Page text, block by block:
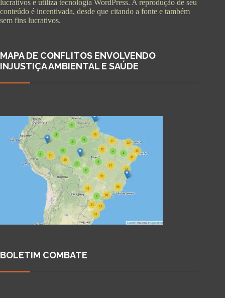
lucrativos e utiliza tecnologia WordPress. A reprodução de seu
conteúdo é incentivada, desde que citando a fonte e também
sem fins lucrativos.
MAPA DE CONFLITOS ENVOLVENDO
INJUSTIÇA AMBIENTAL E SAÚDE
BOLETIM COMBATE